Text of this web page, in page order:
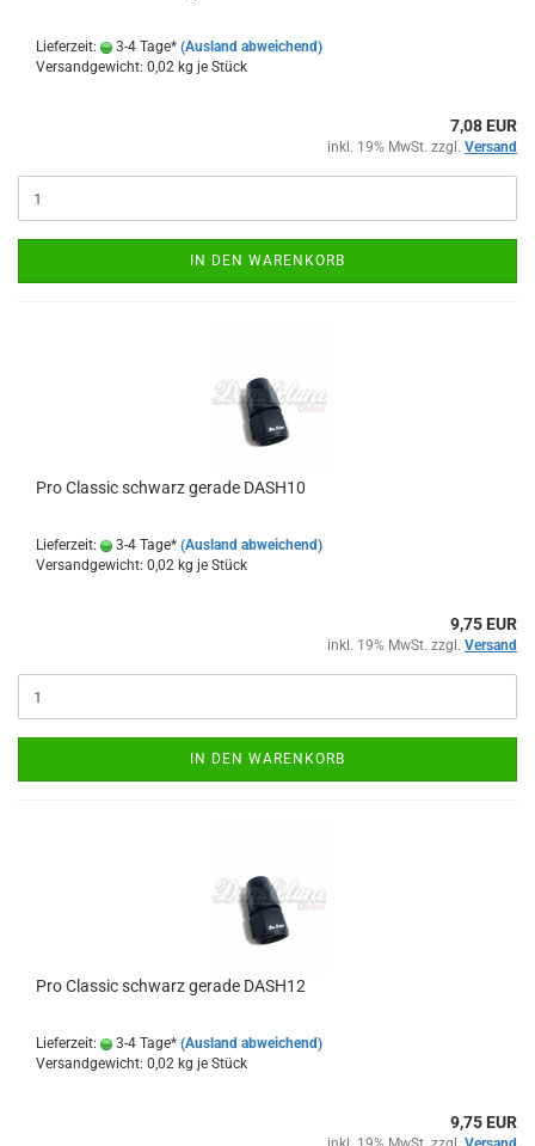
Lieferzeit: 3-4 Tage* (Ausland abweichend)
Versandgewicht: 0,02 kg je Stück
7,08 EUR
inkl. 19% MwSt. zzgl. Versand
IN DEN WARENKORB
Pro Clas­sic schwarz ge­ra­de DASH10
Lieferzeit: 3-4 Tage* (Ausland abweichend)
Versandgewicht: 0,02 kg je Stück
9,75 EUR
inkl. 19% MwSt. zzgl. Versand
IN DEN WARENKORB
Pro Clas­sic schwarz ge­ra­de DASH12
Lieferzeit: 3-4 Tage* (Ausland abweichend)
Versandgewicht: 0,02 kg je Stück
9,75 EUR